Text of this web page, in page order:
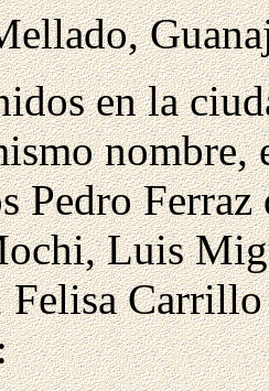
en la
nombre,
Pedro
Luis
Felisa